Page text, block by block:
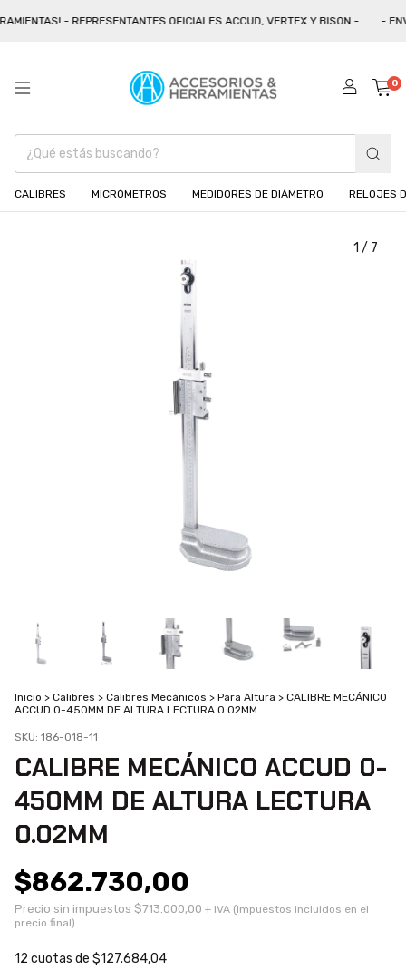
- REPRESENTANTES OFICIALES ACCUD, VERTEX Y BISON - -
0
CALIBRES MICRÓMETROS MEDIDORES DE DIÁMETRO RELOJES
1 / 7
Inicio > Calibres > Calibres Mecánicos > Para Altura > CALIBRE MECÁNICO
ACCUD 0-450MM DE ALTURA LECTURA 0.02MM
SKU: 186-018-11
CALIBRE MECÁNICO ACCUD 0-
450MM DE ALTURA LECTURA
0.02MM
$862.730,00
Precio sin impuestos $713.000,00
12 cuotas de $127.684,04